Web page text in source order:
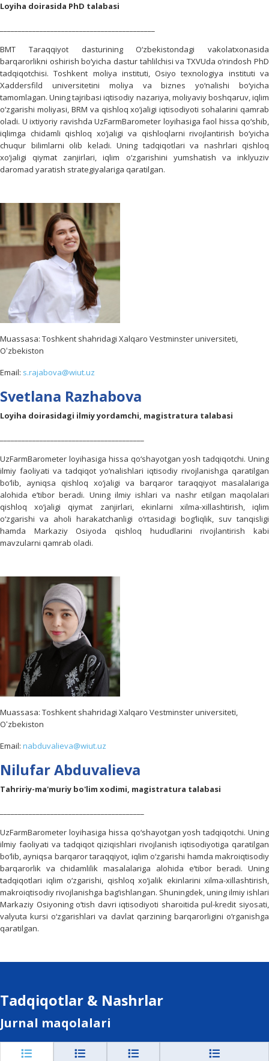
Loyiha doirasida PhD talabasi
BMT Taraqqiyot dasturining O‘zbekistondagi vakolatxonasida
barqarorlikni oshirish bo‘yicha dastur tahlilchisi va TXVUda o‘rindosh PhD
tadqiqotchisi. Toshkent moliya instituti, Osiyo texnologiya instituti va
Xaddersfild universitetini moliya va biznes yo‘nalishi bo‘yicha
tamomlagan. Uning tajribasi iqtisodiy nazariya, moliyaviy boshqaruv, iqlim
o‘zgarishi moliyasi, BRM va qishloq xo‘jaligi iqtisodiyoti sohalarini qamrab
oladi. U ixtiyoriy ravishda UzFarmBarometer loyihasiga faol hissa qo‘shib,
iqlimga chidamli qishloq xo‘jaligi va qishloqlarni rivojlantirish bo‘yicha
chuqur bilimlarni olib keladi. Uning tadqiqotlari va nashrlari qishloq
xo‘jaligi qiymat zanjirlari, iqlim o‘zgarishini yumshatish va inklyuziv
daromad yaratish strategiyalariga qaratilgan.
Muassasa: Toshkent shahridagi Xalqaro Vestminster universiteti,
Oʻzbekiston
Email: s.rajabova@wiut.uz
Svetlana Razhabova
Loyiha doirasidagi ilmiy yordamchi, magistratura talabasi
UzFarmBarometer loyihasiga hissa qo‘shayotgan yosh tadqiqotchi. Uning
ilmiy faoliyati va tadqiqot yo‘nalishlari iqtisodiy rivojlanishga qaratilgan
bo‘lib, ayniqsa qishloq xo‘jaligi va barqaror taraqqiyot masalalariga
alohida e’tibor beradi. Uning ilmiy ishlari va nashr etilgan maqolalari
qishloq xo‘jaligi qiymat zanjirlari, ekinlarni xilma-xillashtirish, iqlim
o‘zgarishi va aholi harakatchanligi o‘rtasidagi bog‘liqlik, suv tanqisligi
hamda Markaziy Osiyoda qishloq hududlarini rivojlantirish kabi
mavzularni qamrab oladi.
Muassasa: Toshkent shahridagi Xalqaro Vestminster universiteti,
Oʻzbekiston
Email: nabduvalieva@wiut.uz
Nilufar Abduvalieva
Tahririy-ma'muriy bo'lim xodimi, magistratura talabasi
UzFarmBarometer loyihasiga hissa qo‘shayotgan yosh tadqiqotchi. Uning
ilmiy faoliyati va tadqiqot qiziqishlari rivojlanish iqtisodiyotiga qaratilgan
bo‘lib, ayniqsa barqaror taraqqiyot, iqlim o‘zgarishi hamda makroiqtisodiy
barqarorlik va chidamlilik masalalariga alohida e’tibor beradi. Uning
tadqiqotlari iqlim o‘zgarishi, qishloq xo‘jalik ekinlarini xilma-xillashtirish,
makroiqtisodiy rivojlanishga bag‘ishlangan. Shuningdek, uning ilmiy ishlari
Markaziy Osiyoning o‘tish davri iqtisodiyoti sharoitida pul-kredit siyosati,
valyuta kursi o‘zgarishlari va davlat qarzining barqarorligini o‘rganishga
qaratilgan.
Tadqiqotlar & Nashrlar
Jurnal maqolalari